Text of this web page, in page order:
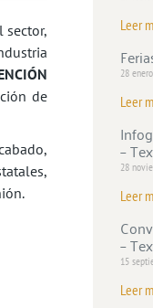
de
Leer
28
Leer
–
28
Leer
–
15
Leer